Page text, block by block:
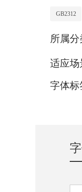
GB2312
所属分
适应场
字体标